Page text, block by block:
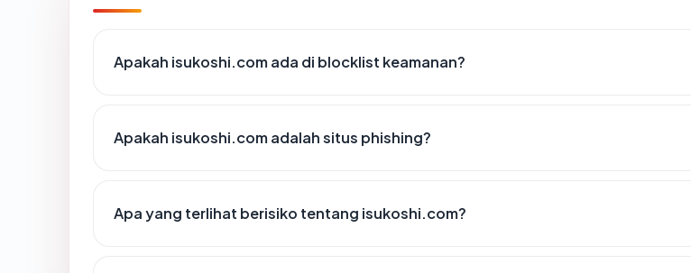
Apakah isukoshi.com ada di blocklist keamanan?
Apakah isukoshi.com adalah situs phishing?
Apa yang terlihat berisiko tentang isukoshi.com?